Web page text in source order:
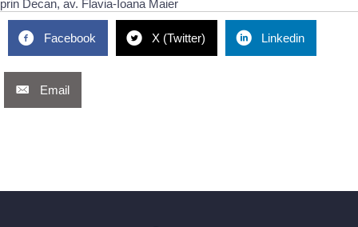
prin Decan, av. Flavia-Ioana Maier
Facebook X (Twitter) Linkedin
Email